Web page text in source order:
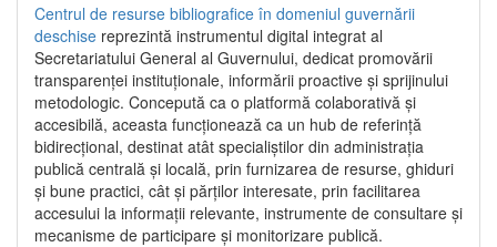
Centrul de resurse bibliografice în domeniul guvernării
deschise reprezintă instrumentul digital integrat al
Secretariatului General al Guvernului, dedicat promovării
transparenței instituționale, informării proactive și sprijinului
metodologic. Concepută ca o platformă colaborativă și
accesibilă, aceasta funcționează ca un hub de referință
bidirecțional, destinat atât specialiștilor din administrația
publică centrală și locală, prin furnizarea de resurse, ghiduri
și bune practici, cât și părților interesate, prin facilitarea
accesului la informații relevante, instrumente de consultare și
mecanisme de participare și monitorizare publică.